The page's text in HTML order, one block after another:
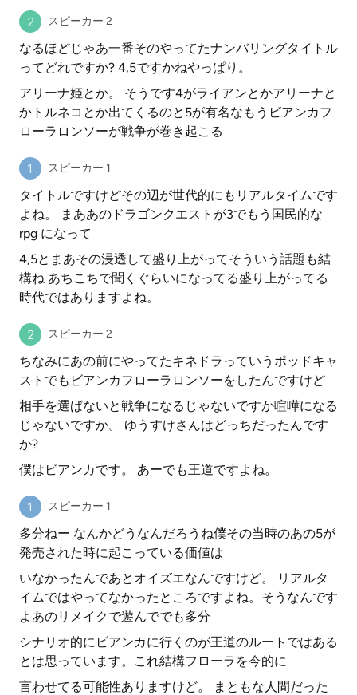
スピーカー 2
なるほどじゃあ一番そのやってたナンバリングタイトル
ってどれですか? 4,5ですかねやっぱり。
アリーナ姫とか。 そうです4がライアンとかアリーナと
かトルネコとか出てくるのと5が有名なもうビアンカフ
ローラロンソーが戦争が巻き起こる
スピーカー 1
タイトルですけどその辺が世代的にもリアルタイムです
よね。 まああのドラゴンクエストが3でもう国民的な
rpg になって
4,5とまあその浸透して盛り上がってそういう話題も結
構ね あちこちで聞くぐらいになってる盛り上がってる
時代ではありますよね。
スピーカー 2
ちなみにあの前にやってたキネドラっていうポッドキャ
ストでもビアンカフローラロンソーをしたんですけど
相手を選ばないと戦争になるじゃないですか喧嘩になる
じゃないですか。 ゆうすけさんはどっちだったんです
か?
僕はビアンカです。 あーでも王道ですよね。
スピーカー 1
多分ねー なんかどうなんだろうね僕その当時のあの5が
発売された時に起こっている価値は
いなかったんであとオイズエなんですけど。 リアルタ
イムではやってなかったところですよね。そうなんです
よあのリメイクで遊んででも多分
シナリオ的にビアンカに行くのが王道のルートではある
とは思っています。これ結構フローラを今的に
言わせてる可能性ありますけど。 まともな人間だった